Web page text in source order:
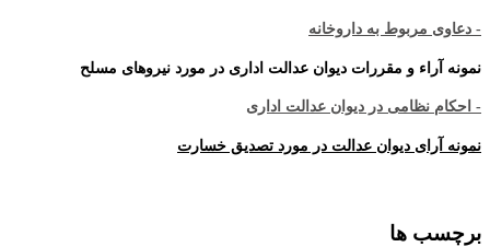
- دعاوی مربوط به داروخانه
نمونه آراء و مقررات دیوان عدالت اداری در مورد نیروهای مسلح
- احکام نظامی در دیوان عدالت اداری
نمونه آرای دیوان عدالت در مورد تصدیق خسارت
برچسب ها